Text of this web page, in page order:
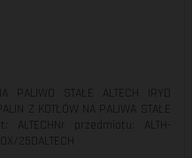
PALIWO STAŁE ALTECH IRYD
Z KOTŁÓW NA PALIWA STAŁE
ALTECHNr przedmiotu: ALTH-
250ALTECH